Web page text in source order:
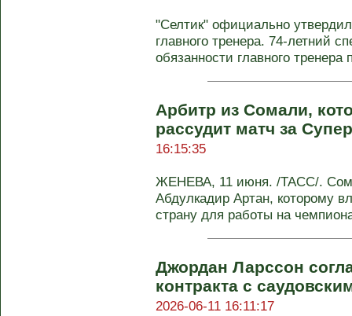
"Селтик" официально
главного тренера. 74-летний
обязанности главного тренера
Арбитр из Сомали,
рассудит матч за
16:15:35
ЖЕНЕВА, 11 июня. /ТАСС/.
Абдулкадир Артан, которому
страну для работы на
Джордан Ларссон
контракта с
2026-06-11 16:11:17